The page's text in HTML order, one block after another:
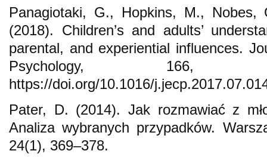
Panagiotaki, G., Hopkins, M.,
(2018). Children’s and adults’
parental, and experiential influences.
Psychology, 166,
https://doi.org/10.1016/
Pater, D. (2014). Jak rozmawiać z
Analiza wybranych przypadków.
24(1), 369–378.